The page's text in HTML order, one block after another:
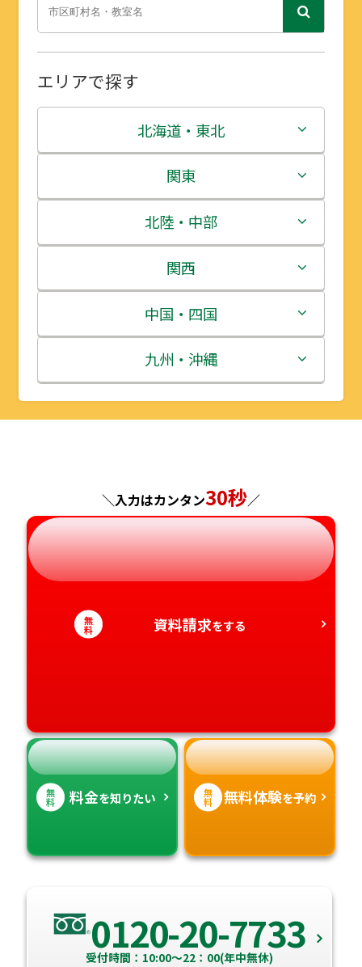
エリアで探す
北海道・東北
北海道
青森県
岩手県
宮城県
秋田県
山形県
関東
茨城県
栃木県
群馬県
埼玉県
千葉県
神奈川県
北陸・中部
新潟県
富山県
石川県
福井県
長野県
岐阜県
静岡県
愛知県
関西
三重県
滋賀県
京都府
兵庫県
奈良県
和歌山県
中国・四国
鳥取県
島根県
広島県
山口県
徳島県
香川県
九州・沖縄
福岡県
長崎県
熊本県
大分県
宮崎県
＼入力はカンタン30秒／
無
料 資料請求をする
無
料 料金を知りたい 無
料 無料体験を予約
0120-20-7733
受付時間：10:00～22：00(年中無休)